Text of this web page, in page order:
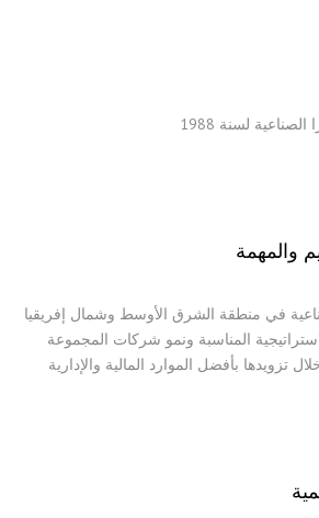
لسنة 1988
والمهمة
في منطقة الشرق الأوسط وشمال إفريقيا
المناسبة ونمو شركات المجموعة
تزويدها بأفضل الموارد المالية والإدارية